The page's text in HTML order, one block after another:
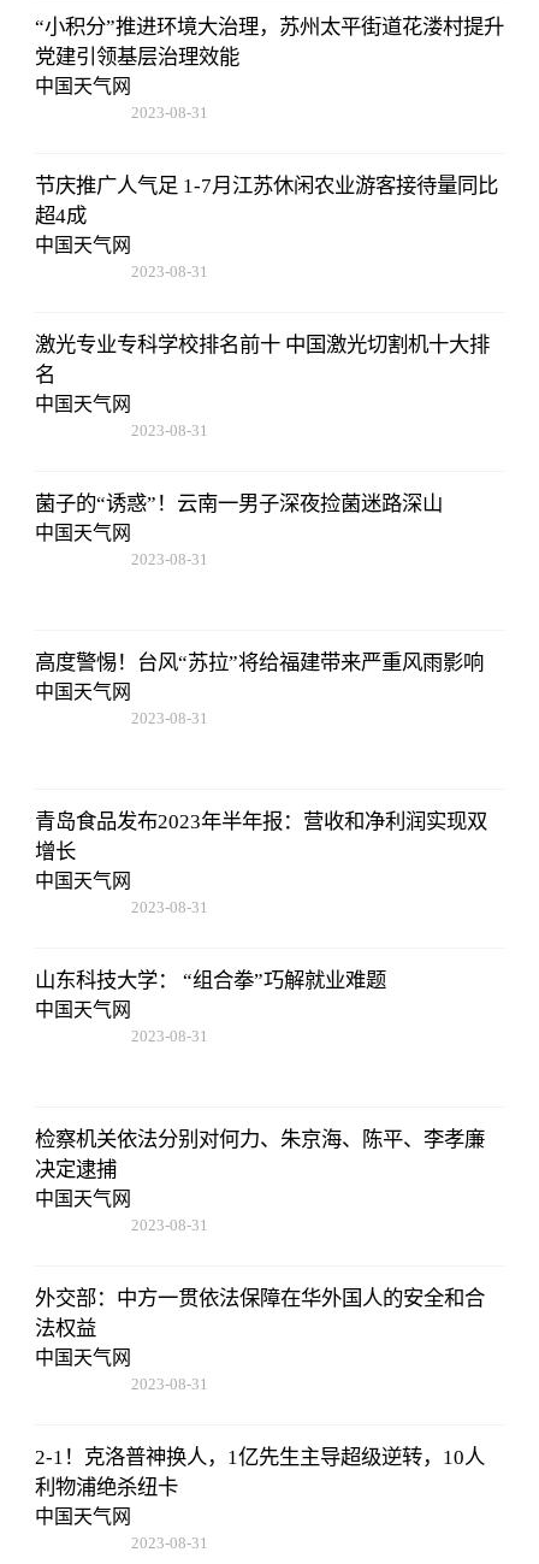
“小积分”推进环境大治理，苏州太平街道花溇村提升
党建引领基层治理效能
中国天气网
2023-08-31
节庆推广人气足 1-7月江苏休闲农业游客接待量同比
超4成
中国天气网
2023-08-31
激光专业专科学校排名前十 中国激光切割机十大排
名
中国天气网
2023-08-31
菌子的“诱惑”！云南一男子深夜捡菌迷路深山
中国天气网
2023-08-31
高度警惕！台风“苏拉”将给福建带来严重风雨影响
中国天气网
2023-08-31
青岛食品发布2023年半年报：营收和净利润实现双
增长
中国天气网
2023-08-31
山东科技大学： “组合拳”巧解就业难题
中国天气网
2023-08-31
检察机关依法分别对何力、朱京海、陈平、李孝廉
决定逮捕
中国天气网
2023-08-31
外交部：中方一贯依法保障在华外国人的安全和合
法权益
中国天气网
2023-08-31
2-1！克洛普神换人，1亿先生主导超级逆转，10人
利物浦绝杀纽卡
中国天气网
2023-08-31